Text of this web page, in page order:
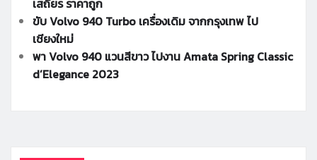
ขับ Volvo 940 Turbo เครื่องเดิม จากกรุงเทพ ไป
เชียงใหม่
พา Volvo 940 แวนสีขาว ไปงาน Amata Spring Classic
d’Elegance 2023